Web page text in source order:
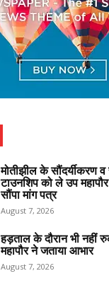
मोतीझील के सौंदर्यीकरण
टाउनशिप को ले उप
सौंपा मांग पत्र
August 7, 2026
हड़ताल के दौरान भी नहीं
महापौर ने जताया आभार
August 7, 2026